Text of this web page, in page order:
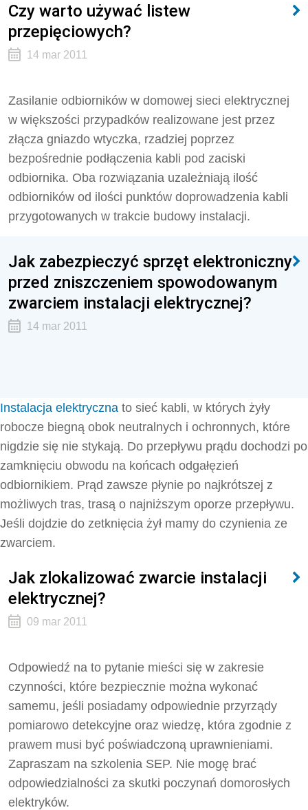
Czy warto używać listew
przepięciowych?
14 mar 2011
Zasilanie odbiorników w domowej sieci elektrycznej
w większości przypadków realizowane jest przez
złącza gniazdo wtyczka, rzadziej poprzez
bezpośrednie podłączenia kabli pod zaciski
odbiornika. Oba rozwiązania uzależniają ilość
odbiorników od ilości punktów doprowadzenia kabli
przygotowanych w trakcie budowy instalacji.
Jak zabezpieczyć sprzęt elektroniczny
przed zniszczeniem spowodowanym
zwarciem instalacji elektrycznej?
14 mar 2011
Instalacja elektryczna to sieć kabli, w których żyły
robocze biegną obok neutralnych i ochronnych, które
nigdzie się nie stykają. Do przepływu prądu dochodzi po
zamknięciu obwodu na końcach odgałęzień
odbiornikiem. Prąd zawsze płynie po najkrótszej z
możliwych tras, trasą o najniższym oporze przepływu.
Jeśli dojdzie do zetknięcia żył mamy do czynienia ze
zwarciem.
Jak zlokalizować zwarcie instalacji
elektrycznej?
09 mar 2011
Odpowiedź na to pytanie mieści się w zakresie
czynności, które bezpiecznie można wykonać
samemu, jeśli posiadamy odpowiednie przyrządy
pomiarowo detekcyjne oraz wiedzę, która zgodnie z
prawem musi być poświadczoną uprawnieniami.
Zapraszam na szkolenia SEP. Nie mogę brać
odpowiedzialności za skutki poczynań domorosłych
elektryków.